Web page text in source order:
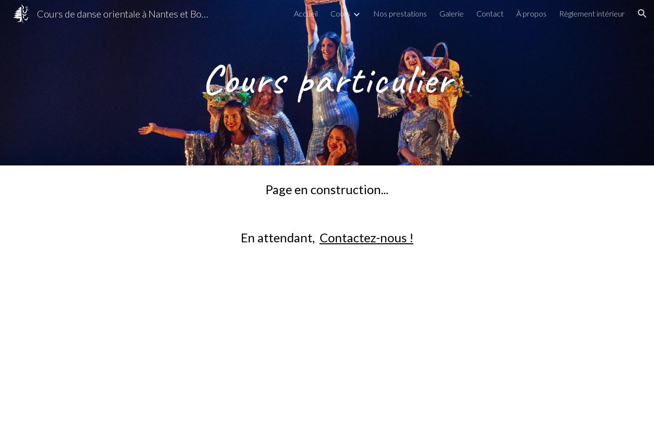
Skip to navigation
Cours de danse orientale à Nantes et Bouguenais avec Anne Elarza Accueil Cours Nos prestations Galerie Contact À propos Règlement intérieur
Cours particulier
Page en construction...
En attendant, Contactez-nous !